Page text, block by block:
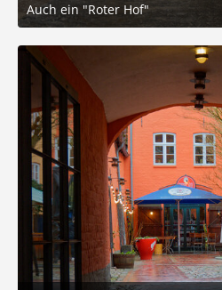
Auch ein "Roter Hof"
4. März 2026 um 18:06
7